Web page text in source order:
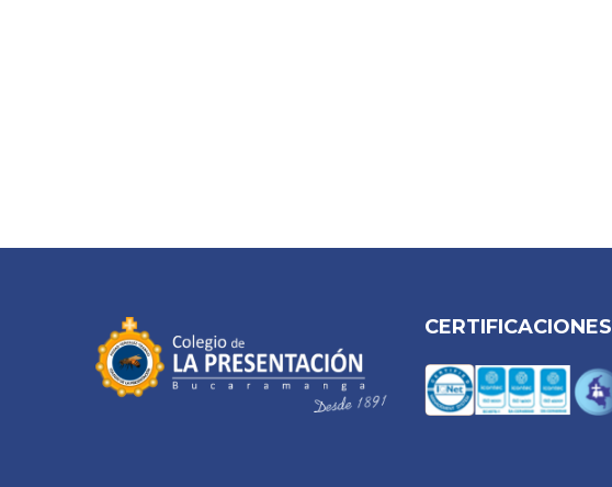
CERTIFICACIONES